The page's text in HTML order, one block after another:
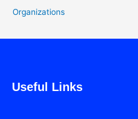
Organizations
Useful Links